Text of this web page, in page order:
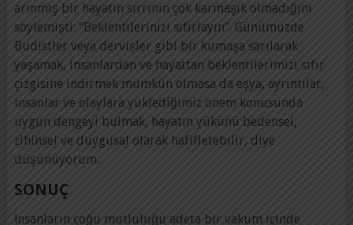
arınmış bir hayatın sırrının çok karmaşık olmadığını
söylemişti: “Beklentilerinizi sıfırlayın”. Günümüzde
Budistler veya dervişler gibi bir kumaşa sarılarak
yaşamak, insanlardan ve hayattan beklentilerimizi sıfır
çizgisine indirmek mümkün olmasa da eşya, ayrıntılar,
insanlar ve olaylara yüklediğimiz önem konusunda
uygun dengeyi bulmak, hayatın yükünü bedensel,
zihinsel ve duygusal olarak hafifletebilir, diye
düşünüyorum.
SONUÇ
İnsanların çoğu mutluluğu adeta bir vakum içinde